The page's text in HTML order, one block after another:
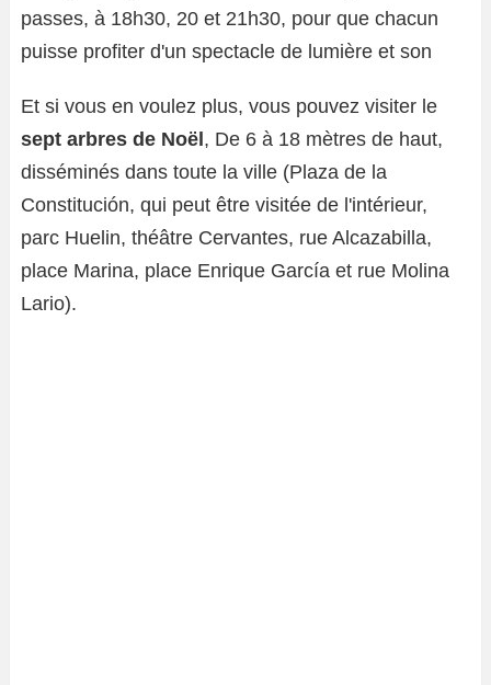
passes, à 18h30, 20 et 21h30, pour que chacun
puisse profiter d'un spectacle de lumière et son
Et si vous en voulez plus, vous pouvez visiter le
sept arbres de Noël , De 6 à 18 mètres de haut,
disséminés dans toute la ville (Plaza de la
Constitución, qui peut être visitée de l'intérieur,
parc Huelin, théâtre Cervantes, rue Alcazabilla,
place Marina, place Enrique García et rue Molina
Lario).